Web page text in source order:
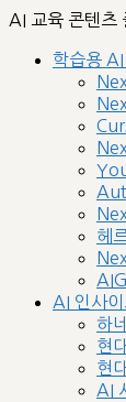
nextplatform
AI 교육 콘텐츠
학습용
헤
AI 인사이
하
현
현
AI